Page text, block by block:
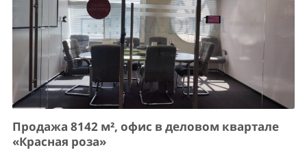
Продажа 8142 м², офис в деловом квартале
«Красная роза»